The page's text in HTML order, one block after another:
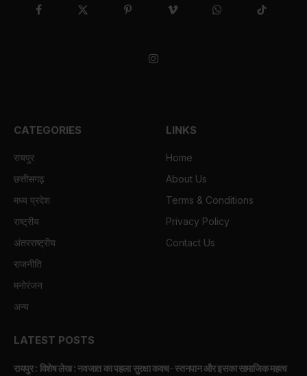
FacebookX
Pinterest Vimeo WhatsAppTikTok
Instagram
CATEGORIES
रायपुर
छत्तीसगढ़
मध्य प्रदेश
राष्ट्रीय
अंतरराष्ट्रीय
राजनीति
मनोरंजन
अन्य
LINKS
Home
About Us
Terms & Conditions
Privacy Policy
Contact Us
LATEST POSTS
रायपुर : विशेष लेख : नवजात का पहला सुरक्षा कवच- स्तनपान और इसका सामाजिक महत्व